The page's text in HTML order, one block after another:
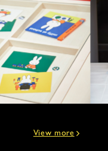
View more